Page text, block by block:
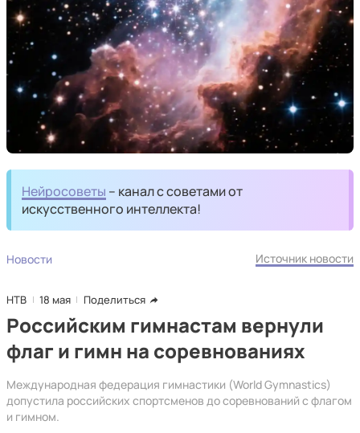
Нейросоветы – канал с советами от
искусственного интеллекта!
Новости Источник новости
НТВ 18 мая Поделиться
Российским гимнастам вернули
флаг и гимн на соревнованиях
Международная федерация гимнастики (World Gymnastics)
допустила российских спортсменов до соревнований с флагом
и гимном.